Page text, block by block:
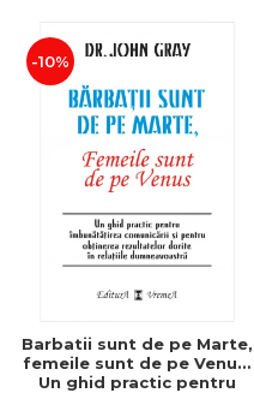
-10%
Barbatii sunt de pe Marte,
femeile sunt de pe Venus.
Un ghid practic pentru